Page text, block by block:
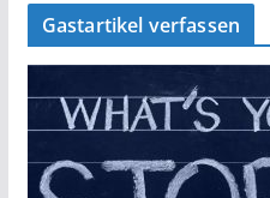
Gastartikel verfassen